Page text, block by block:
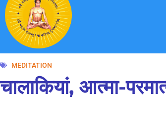
MEDITATION
चालाकियां, आत्मा-